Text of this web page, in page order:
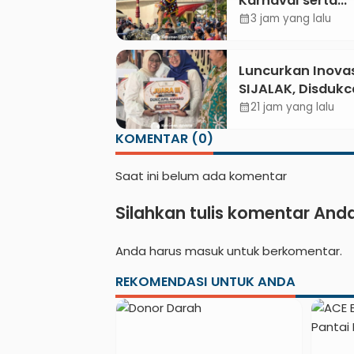
Kebumen Fest
calendar_month3 jam yang lalu
Luncurkan
SIJALAK,
Kebumen Perkuat
Tingkat Desa
calendar_month21 jam yang lalu
KOMENTAR (0)
Saat ini belum ada komentar
Silahkan tulis komentar
Anda harus masukuntuk berkomentar.
REKOMENDASI UNTUK ANDA